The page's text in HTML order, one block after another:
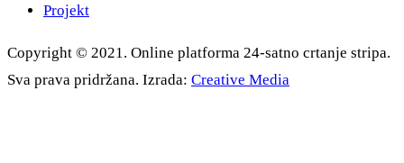
Projekt
Copyright © 2021. Online platforma 24-satno crtanje stripa.
Sva prava pridržana. Izrada: Creative Media